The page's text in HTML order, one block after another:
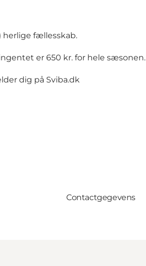
herlige fællesskab.
er 650 kr. for hele sæsonen.
dig på Sviba.dk
Contactgegevens